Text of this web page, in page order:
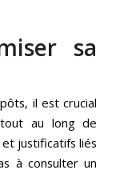
sa
il est crucial
au long de
et justificatifs liés
à consulter un